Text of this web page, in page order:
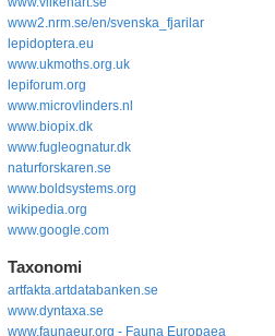
www2.nrm.se/en/svenska_fjarilar
lepidoptera.eu
www.ukmoths.org.uk
lepiforum.org
www.microvlinders.nl
www.biopix.dk
www.fugleognatur.dk
naturforskaren.se
www.boldsystems.org
wikipedia.org
www.google.com
Taxonomi
artfakta.artdatabanken.se
www.dyntaxa.se
www.faunaeur.org - Fauna Europaea